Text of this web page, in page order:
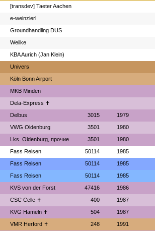
[transdev] Taeter Aachen
e-weinzierl
Groundhandling DUS
Weilke
KBA Aurich (Jan Klein)
Univers
Köln Bonn Airport
MKB Minden
Dela-Express ✝
Delbus 3015 1979
VWG Oldenburg 3501 1980
Lks. Oldenburg, прочие 3501 1980
Fass Reisen 50114 1985
Fass Reisen 50114 1985
Fass Reisen 50114 1985
KVS von der Forst 47416 1986
CSC Celle ✝ 400 1987
KVG Hameln ✝ 504 1987
VMR Herford ✝ 248 1991